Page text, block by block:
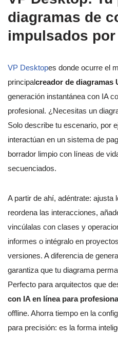
diagramas de
impulsados por
VP Desktopes donde ocurre el
principalcreador de diagramas
generación instantánea con IA
profesional. ¿Necesitas un
Solo describe tu escenario, por
interactúan en un sistema de
borrador limpio con líneas de
secuenciados.
A partir de ahí, adéntrate: ajusta
reordena las interacciones,
vincúlalas con clases y
informes o intégralo en
versiones. A diferencia de
garantiza que tu diagrama
Perfecto para arquitectos que
con IA en línea para
offline. Ahorra tiempo en la
para precisión: es la forma